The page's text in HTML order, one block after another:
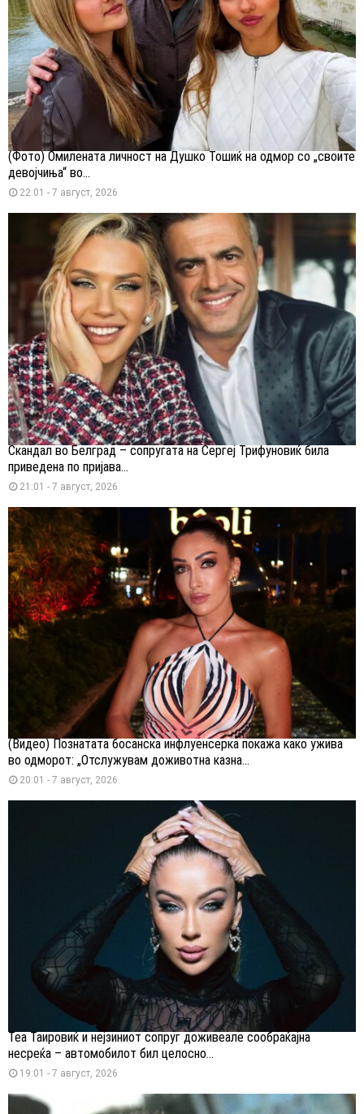
(Фото) Омилената личност на Душко Тошиќ на одмор со „своите
девојчиња“ во...
22:01 - 7 август, 2026
Скандал во Белград – сопругата на Сергеј Трифуновиќ била
приведена по пријава...
21:01 - 7 август, 2026
(Видео) Познатата босанска инфлуенсерка покажа како ужива
во одморот: „Отслужувам доживотна казна...
20:01 - 7 август, 2026
Теа Таировиќ и нејзиниот сопруг доживеале сообраќајна
несреќа – автомобилот бил целосно...
19:01 - 7 август, 2026